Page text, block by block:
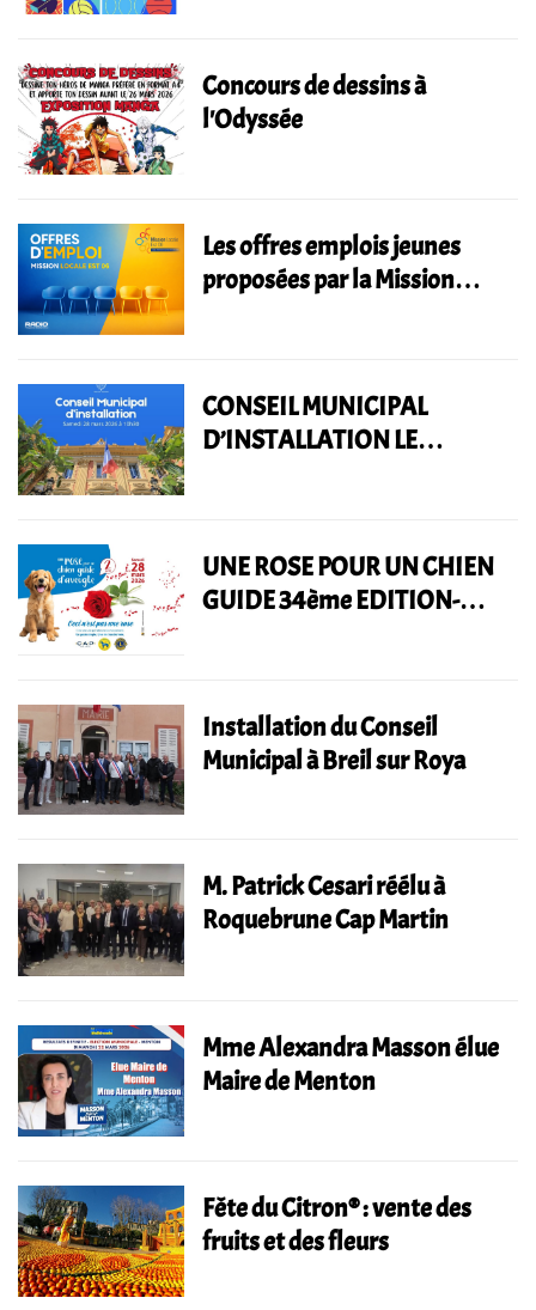
Concours de dessins à
l'Odyssée
Les offres emplois jeunes
proposées par la Mission
CONSEIL MUNICIPAL
D’INSTALLATION LE
UNE ROSE POUR UN CHIEN
GUIDE 34ème EDITION-
Installation du Conseil
Municipal à Breil sur Roya
M. Patrick Cesari réélu à
Roquebrune Cap Martin
Mme Alexandra Masson élue
Maire de Menton
Fête du Citron® : vente des
fruits et des fleurs